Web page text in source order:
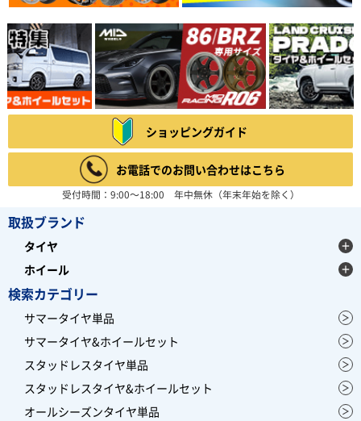
ショッピングガイド
お電話でのお問い合わせはこちら
受付時間：9:00～18:00 年中無休（年末年始を除く）
取扱ブランド
タイヤ
ホイール
検索カテゴリー
サマータイヤ単品
サマータイヤ&ホイールセット
スタッドレスタイヤ単品
スタッドレスタイヤ&ホイールセット
オールシーズンタイヤ単品